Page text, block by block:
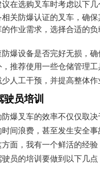
议在选购叉车时考虑以下几
关防爆认证的叉车，确保
作业需求，选择合适的
防爆设备是否完好无损，
，推荐使用一些仓储管理
人工干预，并提高整体作
员培训
防爆叉车的效率不仅仅取
间浪费，甚至发生安全事
方面，我有一个鲜活的经
员的培训要做到以下几点